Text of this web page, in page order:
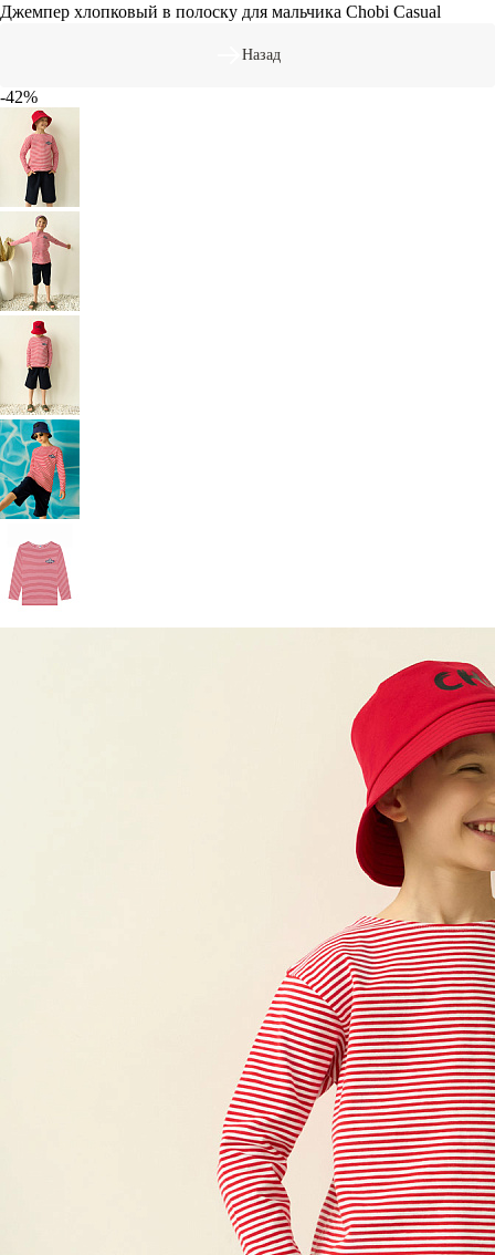
Джемпер хлопковый в полоску для мальчика Chobi Casual
Назад
-42%